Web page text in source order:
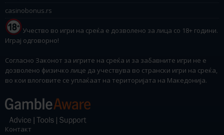
casinobonus.rs
Учество во игри на среќа е дозволено за лица со 18+ години.
Играј одговорно!
Согласно Законот за игрите на среќа и за забавните игри не е
дозволено физичко лице да учествува во странски игри на среќа,
во кои влоговите се уплаќаат на територијата на Македонија.
Контакт